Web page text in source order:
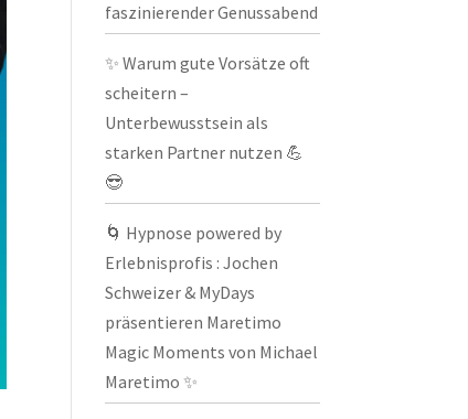
faszinierender Genussabend
✨ Warum gute Vorsätze oft
scheitern –
Unterbewusstsein als
starken Partner nutzen 💪
😎
🌀 Hypnose powered by
Erlebnisprofis : Jochen
Schweizer & MyDays
präsentieren Maretimo
Magic Moments von Michael
Maretimo ✨